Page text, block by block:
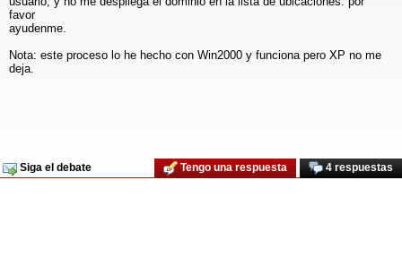
favor
ayudenme.
Nota: este proceso lo he hecho con Win2000 y funciona pero XP no me
deja.
Siga el debate 4 respuestas
Tengo una respuesta